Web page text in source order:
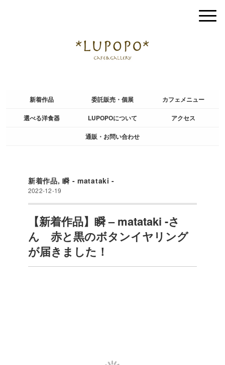
新着作品 委託販売・個展 カフェメニュー
選べる洋食器 LUPOPOについて アクセス
通販・お問い合わせ
新着作品,瞬 - matataki -
2022-12-19
【新着作品】瞬 – matataki -さ
ん 赤と黒のボタンイヤリング
が届きました！